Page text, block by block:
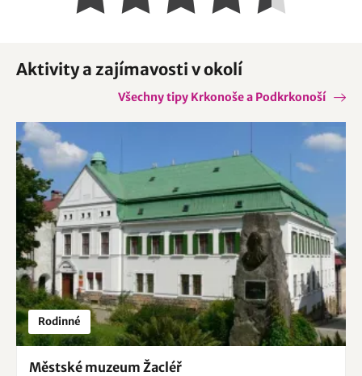
největší pevnosti československého opevnění. Milovníci
vyhlídky.
Aktivity a zajímavosti v okolí
Všechny tipy Krkonoše a Podkrkonoší
Rodinné
Městské muzeum Žacléř